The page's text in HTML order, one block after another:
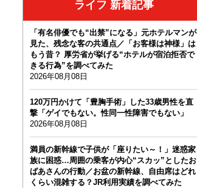
ライフ 新着記事
「有名俳優でも“出禁”になる」元ホテルマンが
見た、残念な客の共通点／「お客様は神様」は
もう昔？ 厚労省が挙げる“ホテルが宿泊拒否で
きる行為”を調べてみた
2026年08月08日
120万円かけて「豊胸手術」した33歳男性を直
撃「ゲイでもない。性同一性障害でもない」
2026年08月08日
満員の新幹線で子供が「座りたい～！」迷惑家
族に困惑…周囲の乗客が内心“スカッ”としたお
ばあさんの行動／お盆の新幹線、自由席はどれ
くらい混雑する？JR利用実績を調べてみた